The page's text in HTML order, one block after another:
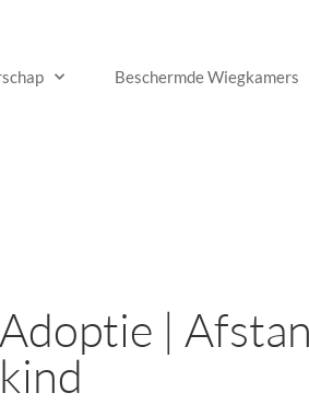
Beschermde Wiegkamers
Adoptie |
kind